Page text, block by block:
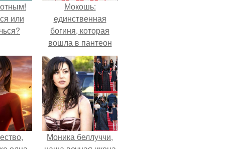
или
Мокошь:
единственная
богиня, которая
вошла в пантеон
князя Владимира.
Моника беллуччи,